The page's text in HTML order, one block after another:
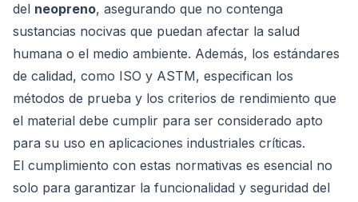
del neopreno, asegurando que no contenga
sustancias nocivas que puedan afectar la salud
humana o el medio ambiente. Además, los estándares
de calidad, como ISO y ASTM, especifican los
métodos de prueba y los criterios de rendimiento que
el material debe cumplir para ser considerado apto
para su uso en aplicaciones industriales críticas.
El cumplimiento con estas normativas es esencial no
solo para garantizar la funcionalidad y seguridad del